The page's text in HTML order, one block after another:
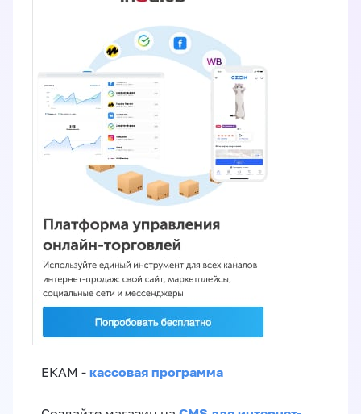
ЕКАМ - кассовая программа